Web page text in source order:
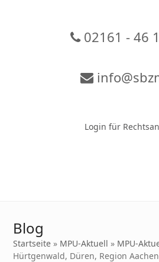
02161 - 46
Login für
Blog
Startseite » MPU-Aktuell » MPU-
Hürtgenwald, Düren, Region